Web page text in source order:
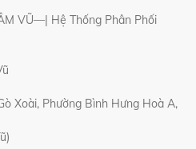
VŨ—| Hệ Thống Phân Phối
Xoài, Phường Bình Hưng Hoà A,